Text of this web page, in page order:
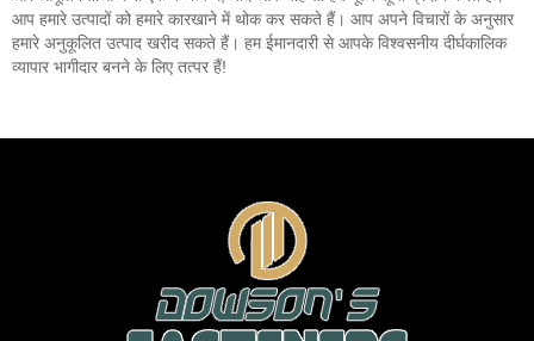
आप हमारे उत्पादों को हमारे कारखाने में थोक कर सकते हैं। आप अपने विचारों के अनुसार
हमारे अनुकूलित उत्पाद खरीद सकते हैं। हम ईमानदारी से आपके विश्वसनीय दीर्घकालिक
व्यापार भागीदार बनने के लिए तत्पर हैं!